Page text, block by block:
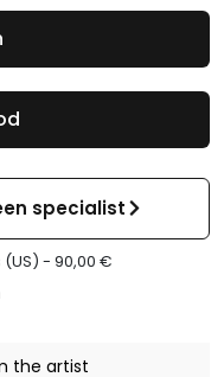
specialist
(US) - 90,00 €
the artist